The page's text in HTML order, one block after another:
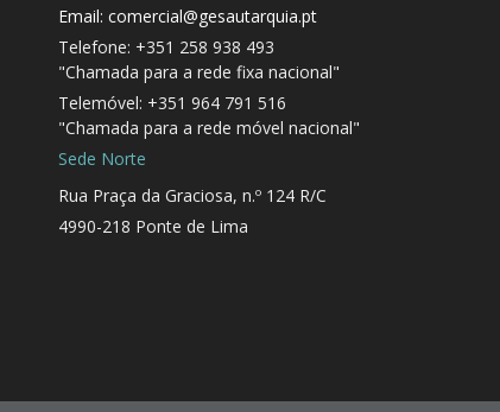
Email: comercial@gesautarquia.pt
Telefone: +351 258 938 493
"Chamada para a rede fixa nacional"
Telemóvel: +351 964 791 516
"Chamada para a rede móvel nacional"
Sede Norte
Rua Praça da Graciosa, n.º 124 R/C
4990-218 Ponte de Lima